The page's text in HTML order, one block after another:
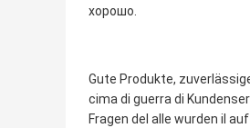
хорошо.
Gute Produkte,
cima di guerra di
Fragen del alle wurden il